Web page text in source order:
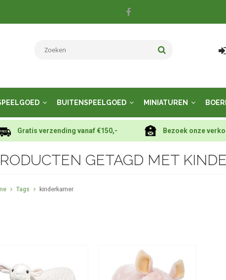
BUITENSPEELGOED MINIATUREN
Gratis verzending vanaf €150,- Bezoek onze
GETAGD MET
Tags kinderkamer